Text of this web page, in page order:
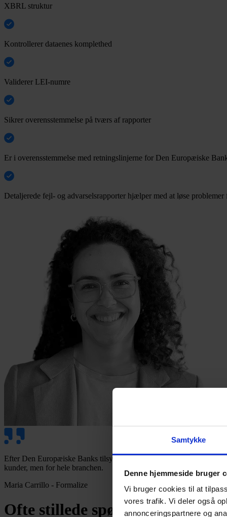
Samtykke
Denne hjemmeside bruger
Vi bruger cookies til at
vores trafik. Vi deler også
annonceringspartnere og
XBRL struktur
Kontrollerer dataenes komplethed
Validerer LEI-numre
Sikrer overensstemmelse på tværs af rapporter
Er i overensstemmelse med retningslinjerne for Den Europæiske
Detaljerede fejl- og advarselsrapporter hjælper med at løse problemer
Efter Den Europæiske Banks tilsynsmyndighed meddelte, at deres
kunder, men for hele branchen.
Maria Carrillo - Formalize
Ofte stillede spørgsmål